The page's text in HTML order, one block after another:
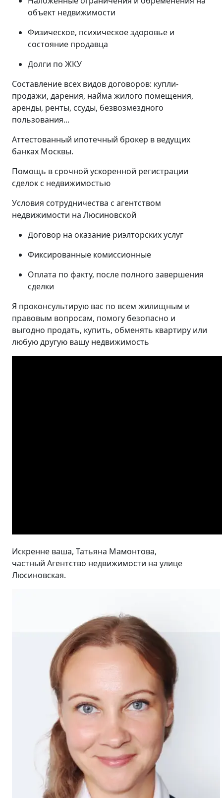
объект недвижимости
Физическое, психическое здоровье и
состояние продавца
Долги по ЖКУ
Составление всех видов договоров: купли-
продажи, дарения, найма жилого помещения,
аренды, ренты, ссуды, безвозмездного
пользования...
Аттестованный ипотечный брокер в ведущих
банках Москвы.
Помощь в срочной ускоренной регистрации
сделок с недвижимостью
Условия сотрудничества с агентством
недвижимости на Люсиновской
Договор на оказание риэлторских услуг
Фиксированные комиссионные
Оплата по факту, после полного завершения
сделки
Я проконсультирую вас по всем жилищным и
правовым вопросам, помогу безопасно и
выгодно продать, купить, обменять квартиру или
любую другую вашу недвижимость
Искренне ваша, Татьяна Мамонтова,
частный Агентство недвижимости на улице
Люсиновская.